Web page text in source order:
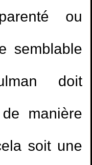
ou
semblable
doit
manière
soit une